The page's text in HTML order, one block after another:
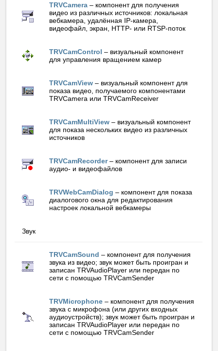
TRVCamera – компонент для получения
видео из различных источников: локальная
вебкамера, удалённая IP-камера,
видеофайл, экран, HTTP- или RTSP-поток
TRVCamControl – визуальный компонент
для управления вращением камер
TRVCamView – визуальный компонент для
показа видео, получаемого компонентами
TRVCamera или TRVCamReceiver
TRVCamMultiView – визуальный компонент
для показа нескольких видео из различных
источников
TRVCamRecorder– компонент для записи
аудио- и видеофайлов
TRVWebCamDialog – компонент для показа
диалогового окна для редактирования
настроек локальной вебкамеры
Звук
TRVCamSound – компонент для получения
звука из видео; звук может быть проигран и
записан TRVAudioPlayer или передан по
сети с помощью TRVCamSender
TRVMicrophone – компонент для получения
звука с микрофона (или других входных
аудиоустройств); звук может быть проигран и
записан TRVAudioPlayer или передан по
сети с помощью TRVCamSender